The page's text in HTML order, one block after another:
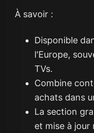
À savoir :
Disponible
l'Europe,
TVs.
Combine
achats dans
La section
et mise à jour